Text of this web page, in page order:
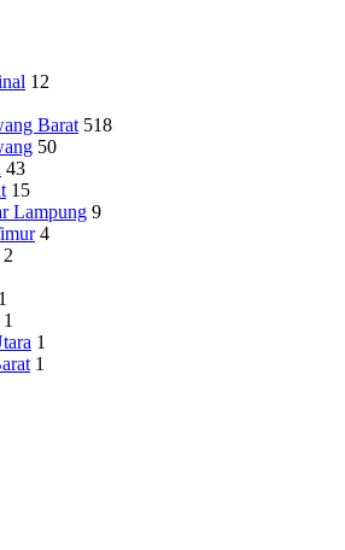
12
Barat 518
50
43
15
Lampung 9
4
2
1
1
1
1